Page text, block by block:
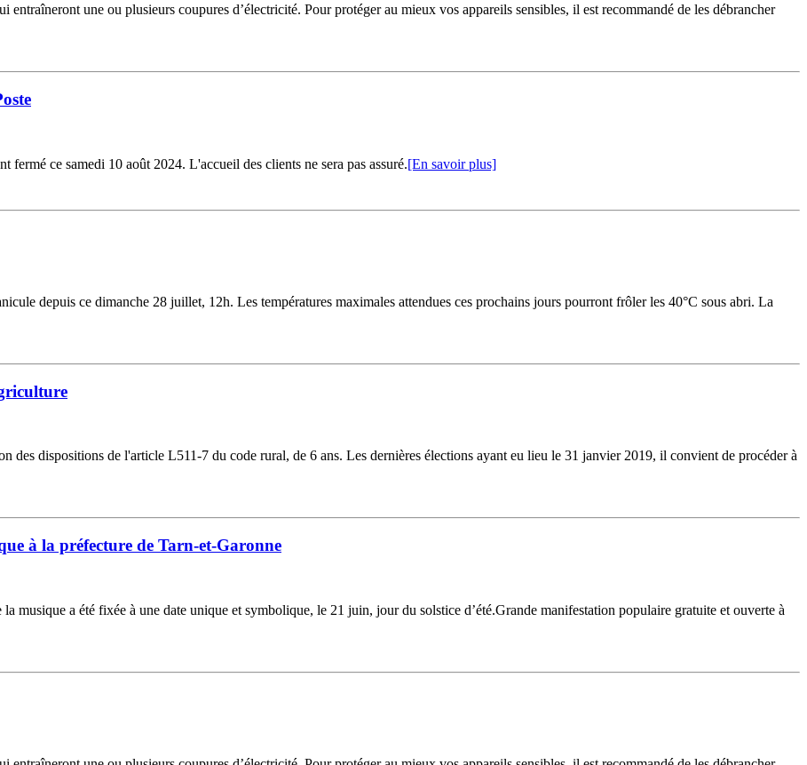
une ou plusieurs coupures d’électricité. Pour protéger au mieux vos appareils sensibles, il est recommandé de les débrancher
fermé ce samedi 10 août 2024. L'accueil des clients ne sera pas assuré.[En savoir plus]
depuis ce dimanche 28 juillet, 12h. Les températures maximales attendues ces prochains jours pourront frôler les 40°C sous abri. La
des dispositions de l'article L511-7 du code rural, de 6 ans. Les dernières élections ayant eu lieu le 31 janvier 2019, il convient de procéder à
à la préfecture de Tarn-et-Garonne
musique a été fixée à une date unique et symbolique, le 21 juin, jour du solstice d’été.Grande manifestation populaire gratuite et ouverte à